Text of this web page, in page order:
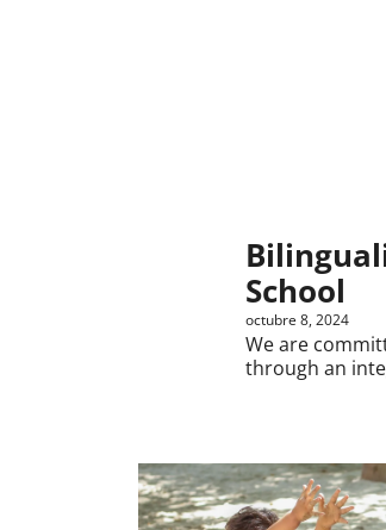
School
octubre 8, 2024
We are
through an